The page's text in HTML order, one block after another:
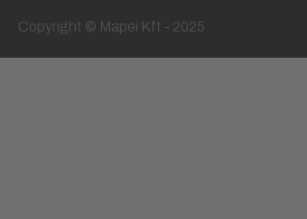
Copyright © Mapei Kft - 2025